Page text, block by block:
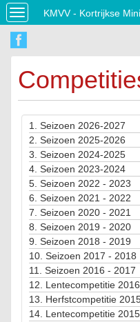
Toggle
navigation
KMVV - Kortrijkse
1. Seizoen 2026-2027
2. Seizoen 2025-2026
3. Seizoen 2024-2025
4. Seizoen 2023-2024
5. Seizoen 2022 - 2023
6. Seizoen 2021 - 2022
7. Seizoen 2020 - 2021
8. Seizoen 2019 - 2020
9. Seizoen 2018 - 2019
10. Seizoen 2017 - 2018
11. Seizoen 2016 - 2017
12. Lentecompetitie 2016
13. Herfstcompetitie
14. Lentecompetitie 2015